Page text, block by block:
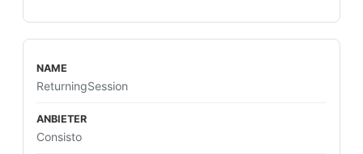
ReturningSession
Consisto